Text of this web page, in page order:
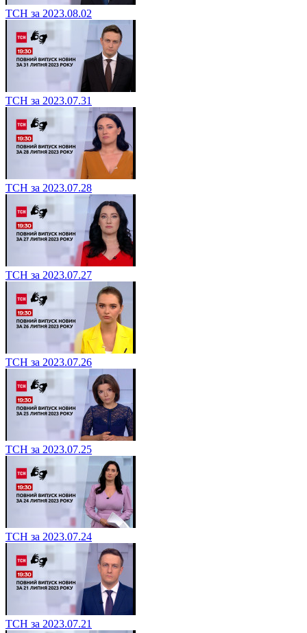
ТСН за 2023.08.02
ТСН за 2023.07.31
ТСН за 2023.07.28
ТСН за 2023.07.27
ТСН за 2023.07.26
ТСН за 2023.07.25
ТСН за 2023.07.24
ТСН за 2023.07.21